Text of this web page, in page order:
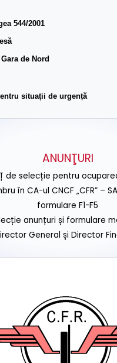
544/2001
de Nord
situații de urgență
ANUNŢURI
de selecție pentru
în CA-ul CNCF „CFR” –
formulare F1-F5
anunțuri și formulare
General și Director